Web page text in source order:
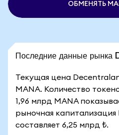
ОБМЕНЯТЬ
Последние данные
Текущая цена
MANA. Количество
1,96 млрд MANA
рыночная
составляет 6,25 млрд ₺.